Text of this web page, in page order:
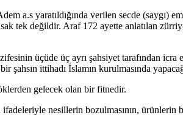
a.s yaratıldığında verilen secde
tek değildir. Araf 172 ayette anlatılan
üçüde üç ayrı şahsiyet tarafından
şahsın ittihadı İslamın kurulmasında
gelecek olan bir fitnedir.
nesillerin bozulmasının,